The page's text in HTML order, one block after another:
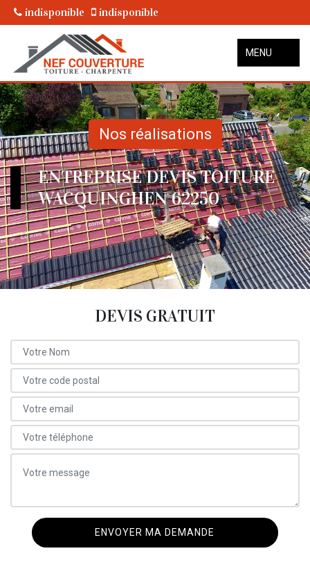
indisponible indisponible
MENU
Nos réalisations
ENTREPRISE DEVIS TOITURE
WACQUINGHEN 62250
DEVIS GRATUIT